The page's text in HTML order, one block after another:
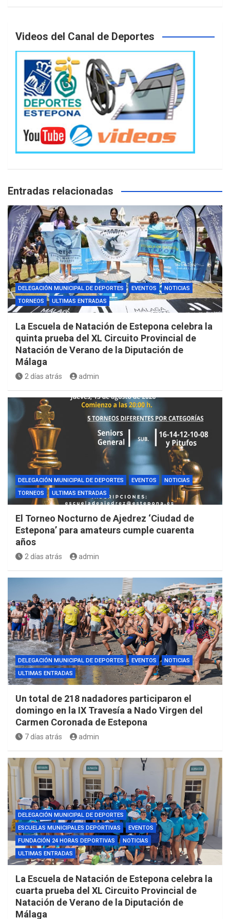
Videos del Canal de Deportes
Entradas relacionadas
DELEGACIÓN MUNICIPAL DE DEPORTES EVENTOS
NOTICIAS
TORNEOS
ULTIMAS ENTRADAS
La Escuela de Natación de Estepona celebra la
quinta prueba del XL Circuito Provincial de
Natación de Verano de la Diputación de
Málaga
2 días atrás admin
DELEGACIÓN MUNICIPAL DE DEPORTES EVENTOS
NOTICIAS
TORNEOS
ULTIMAS ENTRADAS
El Torneo Nocturno de Ajedrez ‘Ciudad de
Estepona’ para amateurs cumple cuarenta
años
2 días atrás admin
DELEGACIÓN MUNICIPAL DE DEPORTES EVENTOS
NOTICIAS
ULTIMAS ENTRADAS
Un total de 218 nadadores participaron el
domingo en la IX Travesía a Nado Virgen del
Carmen Coronada de Estepona
7 días atrás admin
DELEGACIÓN MUNICIPAL DE DEPORTES
ESCUELAS MUNICIPALES DEPORTIVAS
EVENTOS
FUNDACIÓN 24 HORAS DEPORTIVAS
NOTICIAS
ULTIMAS ENTRADAS
La Escuela de Natación de Estepona celebra la
cuarta prueba del XL Circuito Provincial de
Natación de Verano de la Diputación de
Málaga